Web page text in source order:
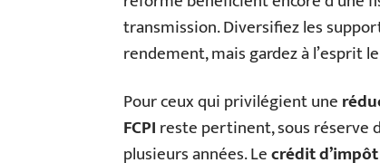
transmission. Diversifiez les
rendement, mais gardez à l’esprit le
Pour ceux qui privilégient une
FCPIreste pertinent, sous réserve
plusieurs années. Lecrédit